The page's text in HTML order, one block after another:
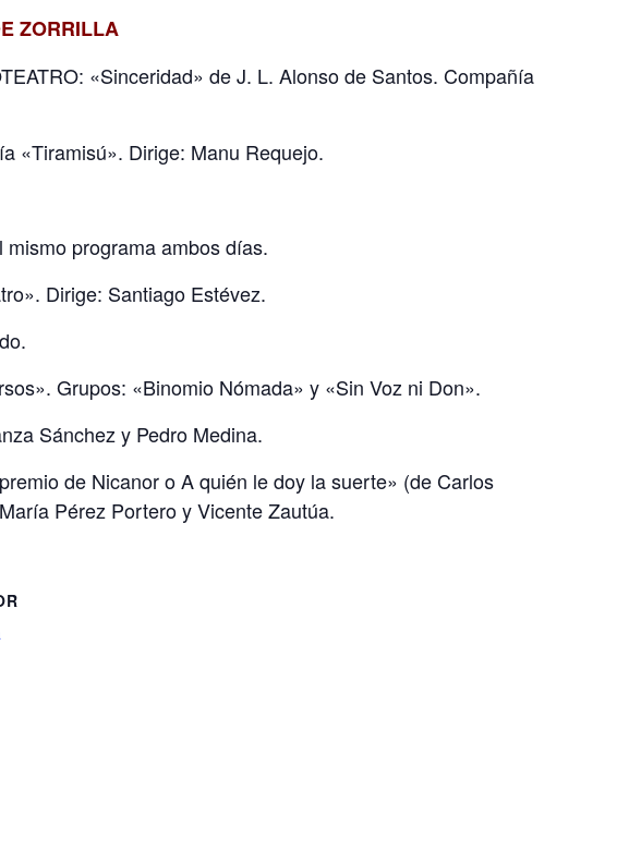
ZORRILLA
«Sinceridad» de J. L. Alonso de Santos. Compañía
«Tiramisú». Dirige: Manu Requejo.
programa ambos días.
Dirige: Santiago Estévez.
Grupos: «Binomio Nómada» y «Sin Voz ni Don».
Sánchez y Pedro Medina.
de Nicanor o A quién le doy la suerte» (de Carlos
Pérez Portero y Vicente Zautúa.